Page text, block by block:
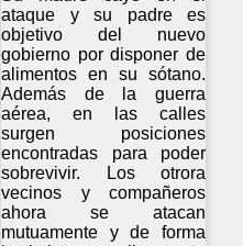
ataque y su padre es
objetivo del nuevo
gobierno por disponer de
alimentos en su sótano.
Además de la guerra
aérea, en las calles
surgen posiciones
encontradas para poder
sobrevivir. Los otrora
vecinos y compañeros
ahora se atacan
mutuamente y de forma